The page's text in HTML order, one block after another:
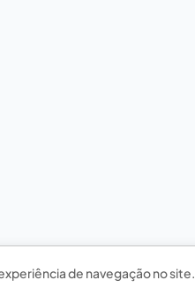
de navegação no site.